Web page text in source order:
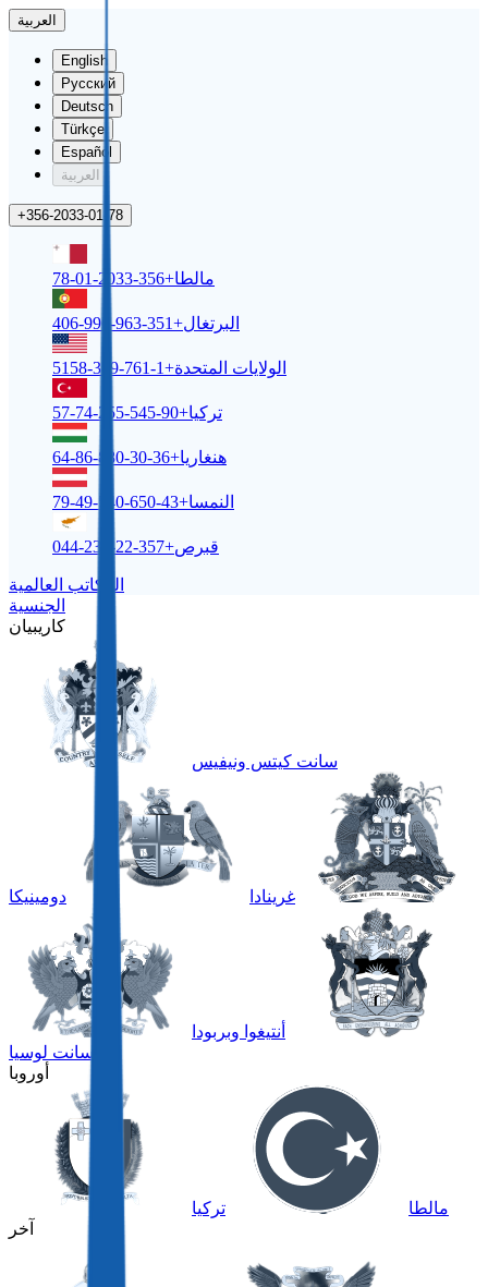
العربية
English
Русский
Deutsch
Türkçe
Español
العربية
+356-2033-01-78
مالطا+356-2033-01-78
البرتغال+351-963-996-406
الولايات المتحدة+1-761-309-5158
تركيا+90-545-255-74-57
هنغاريا+36-30-880-86-64
النمسا+43-650-540-49-79
قبرص+357-22-232-044
المكاتب العالمية
الجنسية
كاريبيان
سانت كيتس ونيفيس
غرينادا دومينيكا
أنتيغوا وبربودا
سانت لوسيا
أوروبا
مالطا
تركيا
آخر